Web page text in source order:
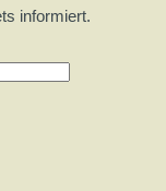
informiert.